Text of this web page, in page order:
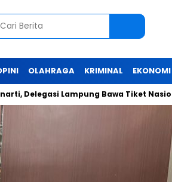
OLAHRAGA KRIMINAL EKONOMI
Lampung Bawa Tiket Nasional di